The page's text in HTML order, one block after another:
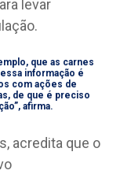
levar
que as carnes
informação é
com ações de
de que é preciso
afirma.
acredita que o